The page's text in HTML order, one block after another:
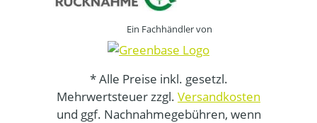
Ein Fachhändler von
* Alle Preise inkl. gesetzl.
Mehrwertsteuer zzgl. Versandkosten
und ggf. Nachnahmegebühren, wenn